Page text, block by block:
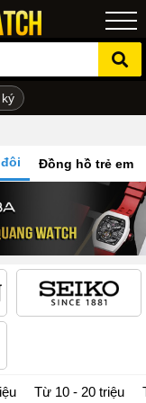
Đồng hồ trẻ em
Từ 10 - 20 triệu